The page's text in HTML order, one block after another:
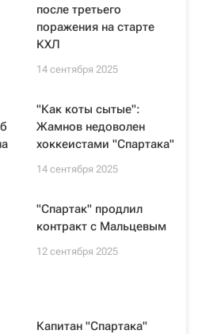
после третьего
поражения на старте
КХЛ
14 сентября 2025
"Как коты сытые":
Жамнов недоволен
хоккеистами "Спартака"
14 сентября 2025
"Спартак" продлил
контракт с Мальцевым
12 сентября 2025
Капитан "Спартака"